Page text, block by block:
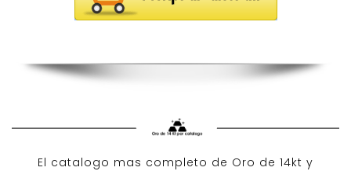
El catalogo mas completo de Oro de 14kt y